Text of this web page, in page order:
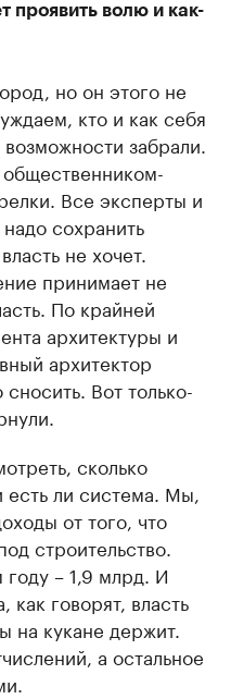
проявить волю и как-
но он этого не
кто и как себя
забрали.
Все эксперты и
сохранить
не хочет.
принимает не
По крайней
архитектуры и
архитектор
Вот только-
сколько
есть ли система. Мы,
от того, что
строительство.
– 1,9 млрд. И
как говорят, власть
на кукане держит.
а остальное